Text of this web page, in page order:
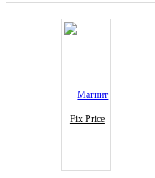
Fix Price